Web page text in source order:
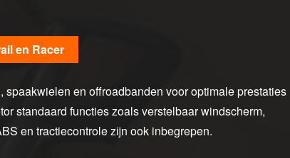
en Racer
en offroadbanden voor optimale prestaties
standaard functies zoals verstelbaar windscherm,
en tractiecontrole zijn ook inbegrepen.